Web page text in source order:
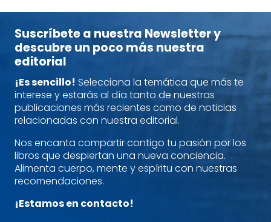
Suscríbete a nuestra Newsletter y
descubre un poco más nuestra
editorial
¡Es sencillo! Selecciona la temática que más te
interese y estarás al día tanto de nuestras
publicaciones más recientes como de noticias
relacionadas con nuestra editorial.
Nos encanta compartir contigo tu pasión por los
libros que despiertan una nueva conciencia.
Alimenta cuerpo, mente y espíritu con nuestras
recomendaciones.
¡Estamos en contacto!